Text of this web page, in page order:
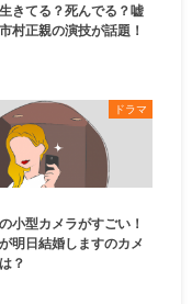
きてる？死んでる？嘘
村正親の演技が話題！
ドラマ
小型カメラがすごい！
明日結婚しますのカメ
？